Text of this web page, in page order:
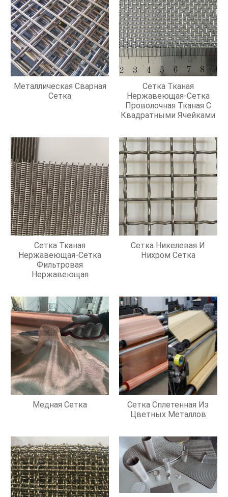
Металлическая Сварная
Сетка
Сетка Тканая
Нержавеющая-Сетка
Проволочная Тканая С
Квадратными Ячейками
Сетка Тканая
Нержавеющая-Сетка
Фильтровая
Нержавеющая
Сетка Никелевая И
Нихром Сетка
Медная Сетка
Сетка Сплетенная Из
Цветных Металлов